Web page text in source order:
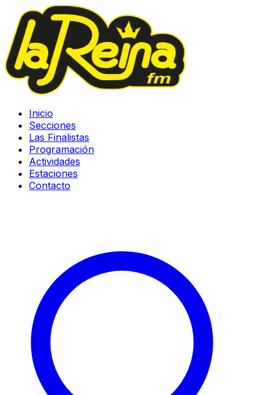
Inicio
Secciones
Las Finalistas
Programación
Actividades
Estaciones
Contacto